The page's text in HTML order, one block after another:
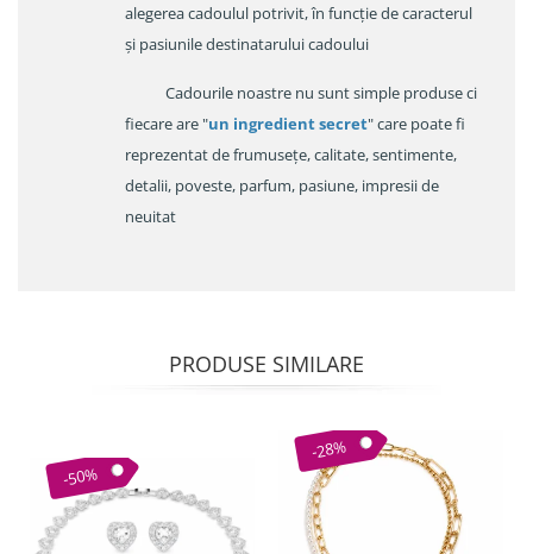
alegerea cadoulul potrivit, în funcție de caracterul
și pasiunile destinatarului cadoului
Cadourile noastre nu sunt simple produse ci
fiecare are "un ingredient secret" care poate fi
reprezentat de frumusețe, calitate, sentimente,
detalii, poveste, parfum, pasiune, impresii de
neuitat
PRODUSE SIMILARE
-50%
-28%